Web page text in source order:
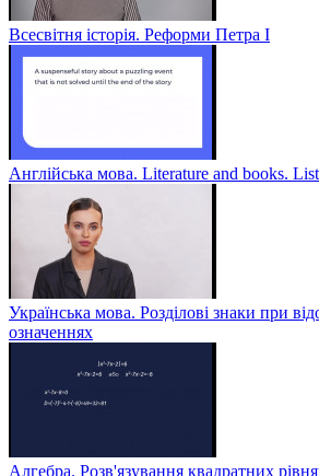
Всесвітня історія. Реформи Петра І
Англійська мова. Literature and books.
Українська мова. Розділові знаки при
означеннях
Алгебра. Розв'язування квадратних